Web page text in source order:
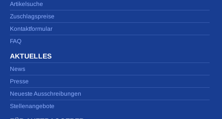
Artikelsuche
Zuschlagspreise
Kontaktformular
FAQ
AKTUELLES
News
Presse
Neueste Ausschreibungen
Stellenangebote